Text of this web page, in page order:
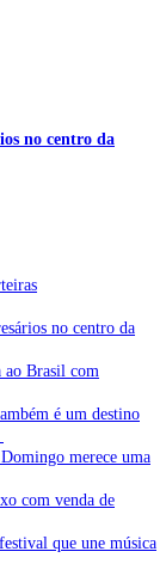
no centro da
no centro da
ao Brasil com
é um destino
merece uma
com venda de
que une música